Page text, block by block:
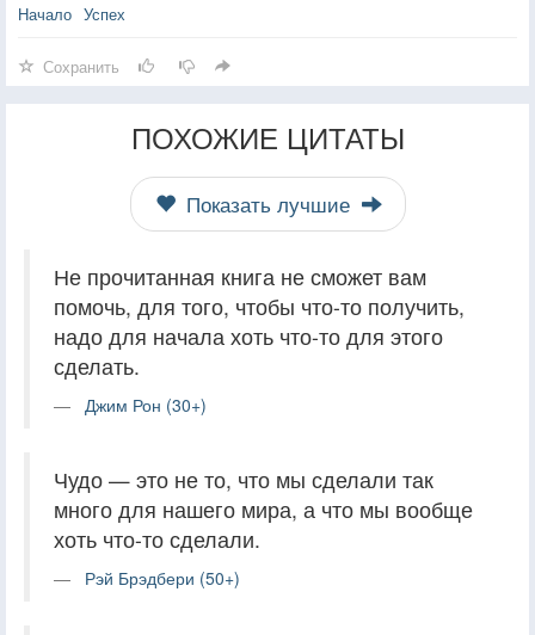
Начало Успех
Сохранить
ПОХОЖИЕ ЦИТАТЫ
Показать лучшие
Не прочитанная книга не сможет вам
помочь, для того, чтобы что-то получить,
надо для начала хоть что-то для этого
сделать.
Джим Рон (30+)
Чудо — это не то, что мы сделали так
много для нашего мира, а что мы вообще
хоть что-то сделали.
Рэй Брэдбери (50+)